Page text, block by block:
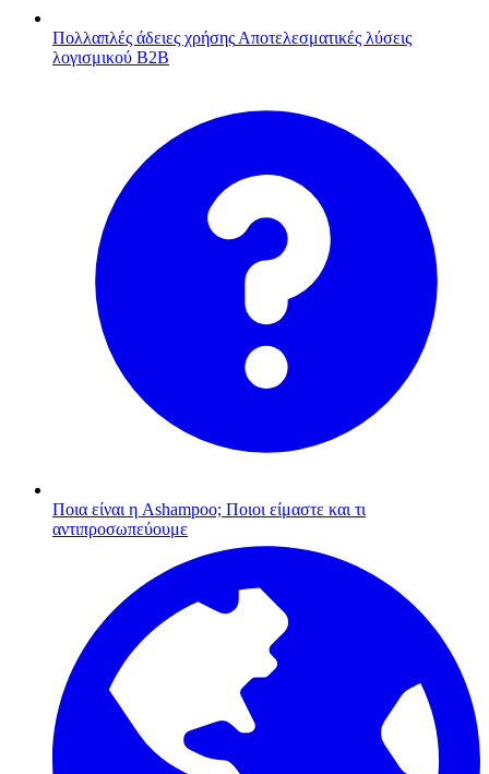
Πολλαπλές άδειες χρήσης Αποτελεσματικές λύσεις
λογισμικού B2B
Ποια είναι η Ashampoo; Ποιοι είμαστε και τι
αντιπροσωπεύουμε